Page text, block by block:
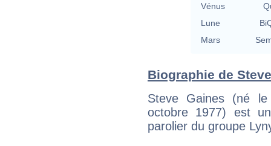
Vénus
Lune
Mars
Biographie de
Steve Gaines (né
octobre 1977) est
parolier du groupe